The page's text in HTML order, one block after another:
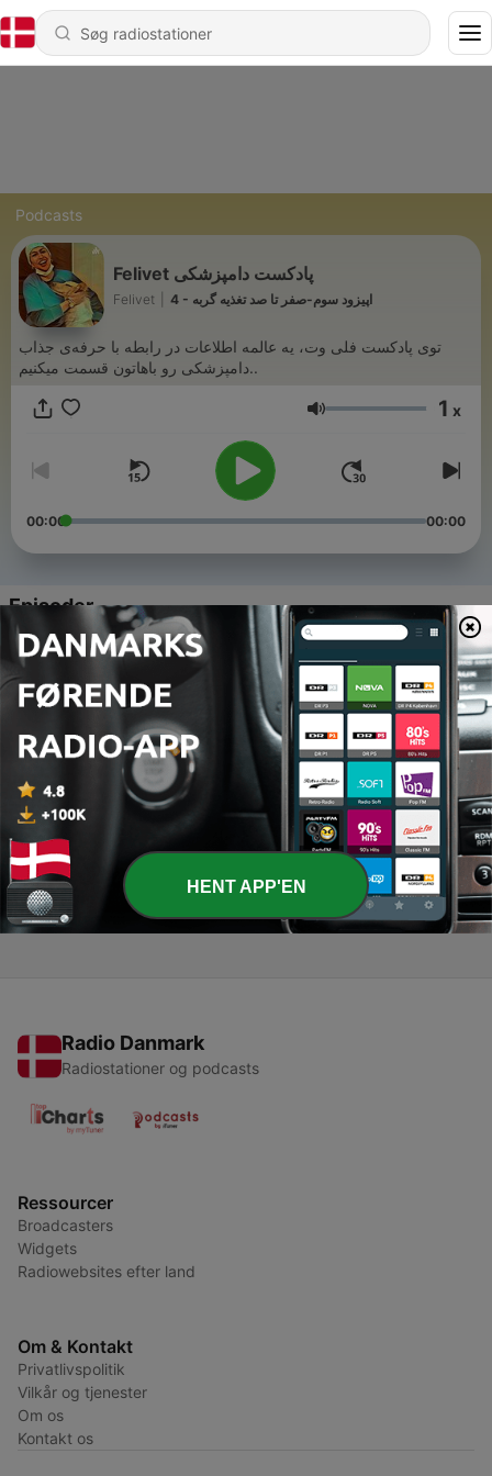
Podcasts
Felivet پادکست دامپزشکی
Felivet 4 - اپیزود سوم-صفر تا صد تغذیه گربه
توی پادکست فلی‌ وت، یه عالمه اطلاعات در رابطه با حرفه‌ی جذاب
دامپزشکی رو باهاتون قسمت میکنیم..
Lydstyrke 1 x
00:00 00:00
Episoder
4 - اپیزود سوم-صفر تا صد تغذیه گربه
06 jun. 2021
اپیزود دوم-صفر تا صد تغذیه سگ
18 maj 2021
2 اپیزود اول-مایع درمانی در دام کوچک
30 apr. 2021
1 - اپیزود صفر - معرفی فلی‌وت
27 apr. 2021
Radio Danmark
Radiostationer og podcasts
Ressourcer
Broadcasters
Widgets
Radiowebsites efter land
Om & Kontakt
Privatlivspolitik
Vilkår og tjenester
Om os
Kontakt os
HENT APP'EN